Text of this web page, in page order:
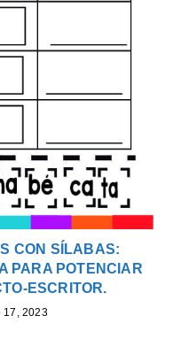
CON SÍLABAS:
PARA POTENCIAR
ESCRITOR.
17, 2023